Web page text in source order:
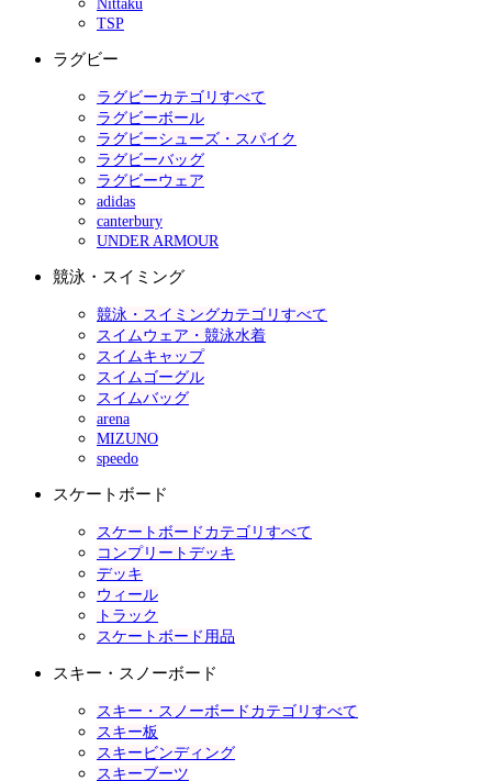
Nittaku
TSP
ラグビー
ラグビーカテゴリすべて
ラグビーボール
ラグビーシューズ・スパイク
ラグビーバッグ
ラグビーウェア
adidas
canterbury
UNDER ARMOUR
競泳・スイミング
競泳・スイミングカテゴリすべて
スイムウェア・競泳水着
スイムキャップ
スイムゴーグル
スイムバッグ
arena
MIZUNO
speedo
スケートボード
スケートボードカテゴリすべて
コンプリートデッキ
デッキ
ウィール
トラック
スケートボード用品
スキー・スノーボード
スキー・スノーボードカテゴリすべて
スキー板
スキービンディング
スキーブーツ